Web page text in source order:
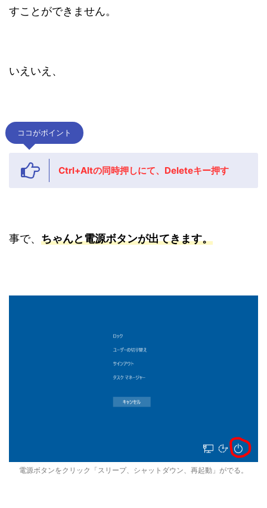
すことができません。
いえいえ、
ココがポイント
Ctrl+Altの同時押しにて、Deleteキー押す
事で、 ちゃんと電源ボタンが出てきます。
電源ボタンをクリック「スリープ、シャットダウン、再起動」がでる。